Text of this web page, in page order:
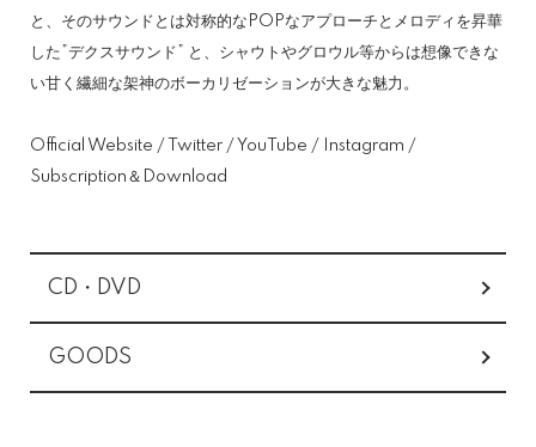
と、そのサウンドとは対称的なPOPなアプローチとメロディを昇華
した”デクスサウンド” と、シャウトやグロウル等からは想像できな
い甘く繊細な架神のボーカリゼーションが大きな魅力。
Official Website / Twitter / YouTube / Instagram /
Subscription＆Download
カテゴリー一覧
CD・DVD
GOODS